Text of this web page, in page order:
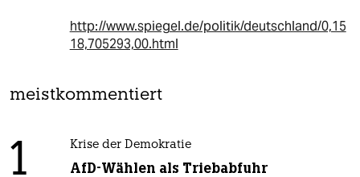
http://www.spiegel.de/politik/deutschland/0,15
18,705293,00.html
meistkommentiert
1 Krise der Demokratie
AfD-Wählen als Triebabfuhr